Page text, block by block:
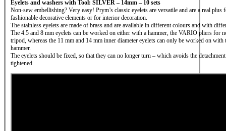
Eyelets and washers with Tool: SILVER – 14mm – 10 sets
Non-sew embellishing? Very easy! Prym’s classic eyelets are versatile and are a real plus
fashionable decorative elements or for interior decoration.
The stainless eyelets are made of brass and are available in different colours and with
The 4.5 and 8 mm eyelets can be worked on either with a hammer, the VARIO pliers for
tripod, whereas the 11 mm and 14 mm inner diameter eyelets can only be worked on with
hammer.
The eyelets should be fixed, so that they can no longer turn – which avoids the
tightened.